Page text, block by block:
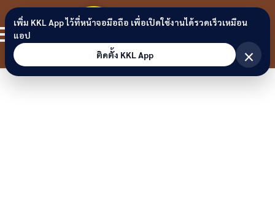
Skip to content
ขอนแก่น
ลิงก์
เพิ่ม KKL App ไว้ที่หน้าจอมือถือ เพื่อเปิดใช้งานได้รวดเร็วเหมือน
แอป
ติดตั้ง KKL App
×